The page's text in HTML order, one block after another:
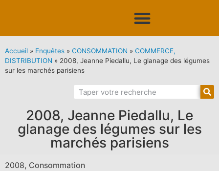
Accueil » Enquêtes » CONSOMMATION » COMMERCE,
DISTRIBUTION » 2008, Jeanne Piedallu, Le glanage des légumes
sur les marchés parisiens
2008, Jeanne Piedallu, Le
glanage des légumes sur les
marchés parisiens
2008, Consommation